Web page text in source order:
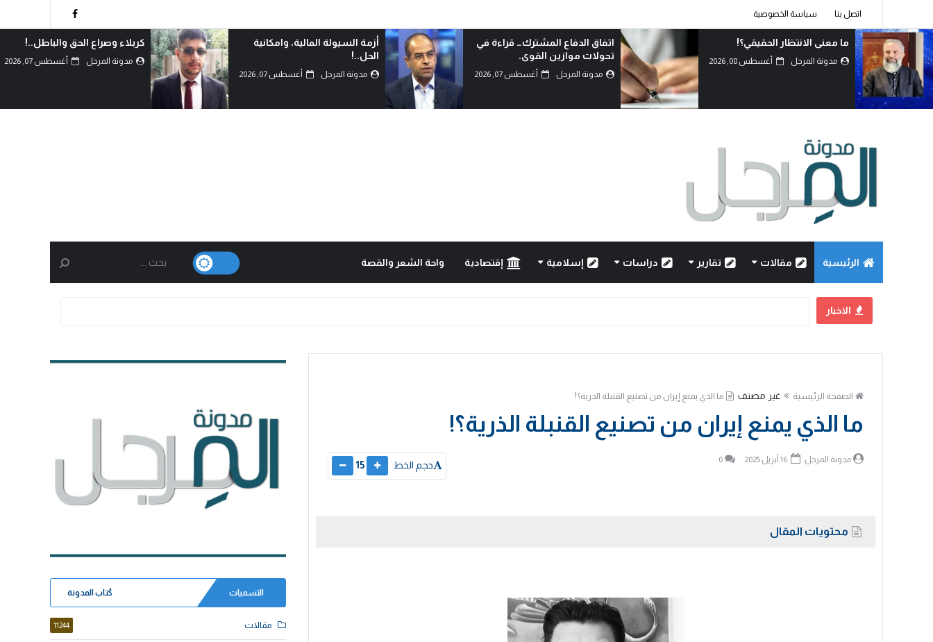
اتصل بنا سياسة الخصوصية
اتفاق الدفاع المشترك… قراءة في
تحولات موازين القوى.
أزمة السيولة المالية، وامكانية
الحل..!
مدونة المرجل أغسطس 07, 2026
كربلاء وصراع الحق والباطل..!
مدونة المرجل
دماءُ أبنائنا ليست رخيصة..!
مدونة المرجل أغسطس 07, 2026
الرئيسية مقالات تقارير دراسات إسلامية إقتصادية واحة الشعر والقصة
الاخبار
الصفحة الرئيسية غير مصنف ما الذي يمنع إيران من تصنيع القنبلة الذرية؟!
ما الذي يمنع إيران من تصنيع القنبلة الذرية؟!
مدونة المرجل 0 حجم الخط 15
محتويات المقال
التسميات كُتاب المدونة
مقالات 11244